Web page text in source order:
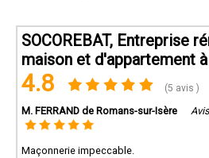
SOCOREBAT, Entreprise
maison et d'appartement
4.8 (5 avis )
M. FERRAND de Romans-sur-Isère
Maçonnerie impeccable.